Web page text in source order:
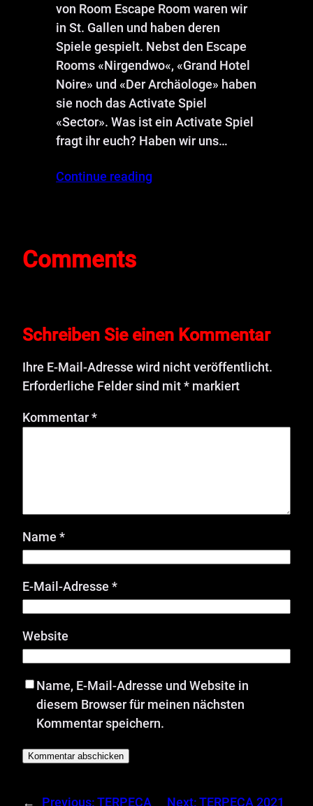
von Room Escape Room waren wir
in St. Gallen und haben deren
Spiele gespielt. Nebst den Escape
Rooms «Nirgendwo«, «Grand Hotel
Noire» und «Der Archäologe» haben
sie noch das Activate Spiel
«Sector». Was ist ein Activate Spiel
fragt ihr euch? Haben wir uns…
Continue reading
Comments
Schreiben Sie einen Kommentar
Ihre E-Mail-Adresse wird nicht veröffentlicht.
Erforderliche Felder sind mit* markiert
Kommentar*
Name *
E-Mail-Adresse *
Website
Name, E-Mail-Adresse und Website in
diesem Browser für meinen nächsten
Kommentar speichern.
← Previous:TERPECA Next:TERPECA 2021